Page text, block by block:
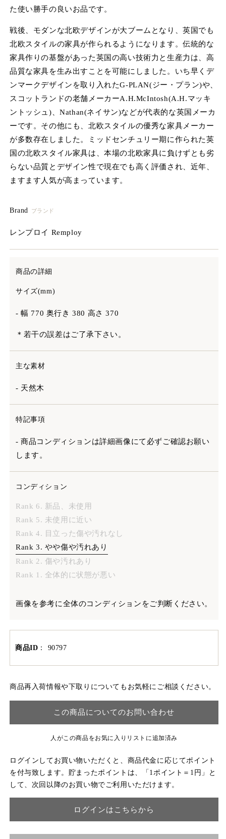
た使い勝手の良いお品です。
戦後、モダンな北欧デザインが大ブームとなり、英国でも
北欧スタイルの家具が作られるようになります。伝統的な
家具作りの基盤があった英国の高い技術力と生産力は、高
品質な家具を生み出すことを可能にしました。いち早くデ
ンマークデザインを取り入れたG-PLAN(ジー・プラン)や、
スコットランドの老舗メーカーA.H.McIntosh(A.H.マッキ
ントッシュ)、Nathan(ネイサン)などが代表的な英国メーカ
ーです。その他にも、北欧スタイルの優秀な家具メーカー
が多数存在しました。ミッドセンチュリー期に作られた英
国の北欧スタイル家具は、本場の北欧家具に負けずとも劣
らない品質とデザイン性で現在でも高く評価され、近年、
ますます人気が高まっています。
Brand ブランド
レンプロイ Remploy
商品の詳細
サイズ(mm)
- 幅 770 奥行き 380 高さ 370
＊若干の誤差はご了承下さい。
主な素材
- 天然木
特記事項
- 商品コンディションは詳細画像にて必ずご確認お願い
します。
コンディション
Rank 6. 新品、未使用
Rank 5. 未使用に近い
Rank 4. 目立った傷や汚れなし
Rank 3. やや傷や汚れあり
Rank 2. 傷や汚れあり
Rank 1. 全体的に状態が悪い
画像を参考に全体のコンディションをご判断ください。
商品ID ： 90797
商品再入荷情報や下取りについてもお気軽にご相談ください。
この商品についてのお問い合わせ
人がこの商品をお気に入りリストに追加済み
ログインしてお買い物いただくと、商品代金に応じてポイント
を付与致します。貯まったポイントは、「1ポイント＝1円」と
して、次回以降のお買い物でご利用いただけます。
ログインはこちらから